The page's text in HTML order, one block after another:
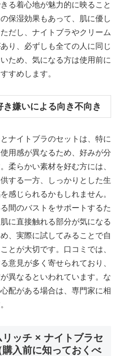
る着心地が魅力的に映ること
保湿効果もあって、肌に優し
だし、ナイトブラやクリーム
り、必ずしも全ての人に同じ
ため、気になる方は使用前に
すめします。
嫌いによる向き不向き
ナイトブラのセットは、特に
用感が異なるため、好みが分
柔らかい素材を好む方には、
する一方、しっかりとした生
感じられるかもしれません。
間のバストをサポートするた
に直接触れる部分が気になる
、実際に試してみることで自
とが大切です。口コミでは、
意見が多く寄せられており、
異なるといわれています。な
配がある場合は、専門家に相
ッチ × ナイトブラセ
入前に知っておくべ